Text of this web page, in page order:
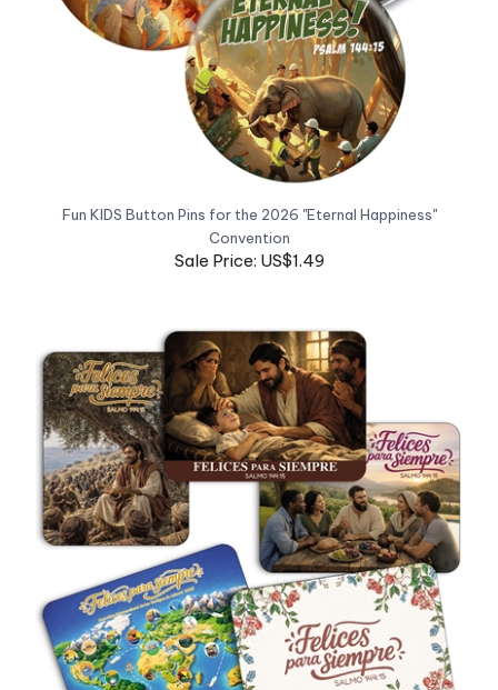
Fun KIDS Button Pins for the 2026 "Eternal Happiness"
Sale Price: US$1.49